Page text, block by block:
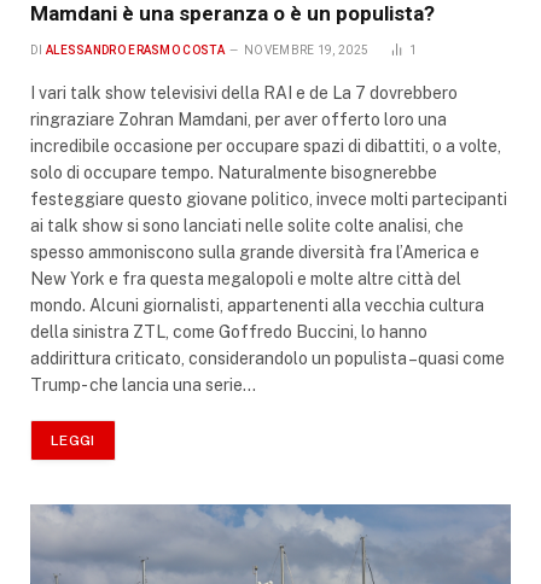
Mamdani è una speranza o è un populista?
DI ALESSANDRO ERASMO COSTA NOVEMBRE 19, 2025 1
I vari talk show televisivi della RAI e de La 7 dovrebbero
ringraziare Zohran Mamdani, per aver offerto loro una
incredibile occasione per occupare spazi di dibattiti, o a volte,
solo di occupare tempo. Naturalmente bisognerebbe
festeggiare questo giovane politico, invece molti partecipanti
ai talk show si sono lanciati nelle solite colte analisi, che
spesso ammoniscono sulla grande diversità fra l’America e
New York e fra questa megalopoli e molte altre città del
mondo. Alcuni giornalisti, appartenenti alla vecchia cultura
della sinistra ZTL, come Goffredo Buccini, lo hanno
addirittura criticato, considerandolo un populista –quasi come
Trump- che lancia una serie…
LEGGI